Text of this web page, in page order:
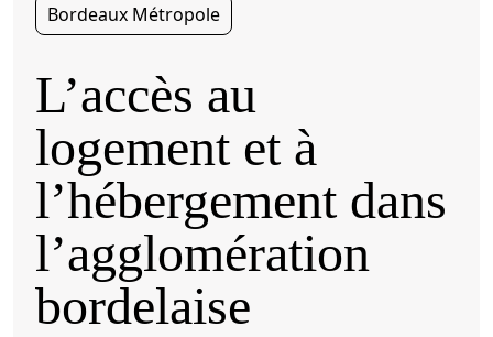
Bordeaux Métropole
L’accès au
logement et à
l’hébergement dans
l’agglomération
bordelaise